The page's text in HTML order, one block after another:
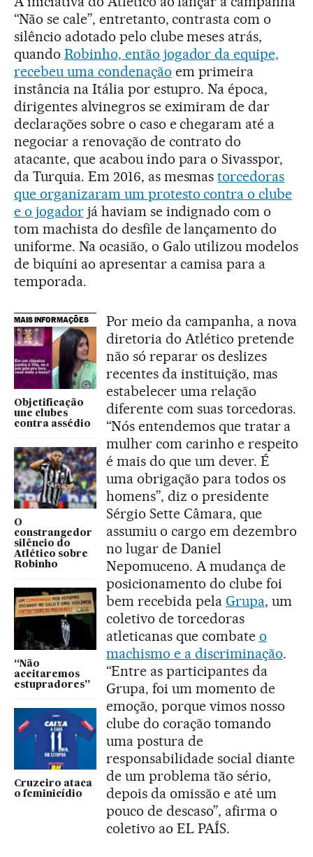
“Não se cale”, entretanto, contrasta com o
silêncio adotado pelo clube meses atrás,
quando Robinho, então jogador da equipe,
recebeu uma condenação em primeira
instância na Itália por estupro. Na época,
dirigentes alvinegros se eximiram de dar
declarações sobre o caso e chegaram até a
negociar a renovação de contrato do
atacante, que acabou indo para o Sivasspor,
da Turquia. Em 2016, as mesmastorcedoras
que organizaram um protesto contra o clube
e o jogadorjá haviam se indignado com o
tom machista do desfile de lançamento do
uniforme. Na ocasião, o Galo utilizou modelos
de biquíni ao apresentar a camisa para a
temporada.
MAIS INFORMAÇÕES
Objetificação
une clubes
contra assédio
O
constrangedor
silêncio do
Atlético sobre
Robinho
“Não
aceitaremos
estupradores”
Cruzeiro ataca
o feminicídio
Por meio da campanha, a nova
diretoria do Atlético pretende
não só reparar os deslizes
recentes da instituição, mas
estabelecer uma relação
diferente com suas torcedoras.
“Nós entendemos que tratar a
mulher com carinho e respeito
é mais do que um dever. É
uma obrigação para todos os
homens”, diz o presidente
Sérgio Sette Câmara, que
assumiu o cargo em dezembro
no lugar de Daniel
Nepomuceno. A mudança de
posicionamento do clube foi
bem recebida pela Grupa, um
coletivo de torcedoras
atleticanas que combate o
machismo e a discriminação.
“Entre as participantes da
Grupa, foi um momento de
emoção, porque vimos nosso
clube do coração tomando
uma postura de
responsabilidade social diante
de um problema tão sério,
depois da omissão e até um
pouco de descaso”, afirma o
coletivo ao EL PAÍS.